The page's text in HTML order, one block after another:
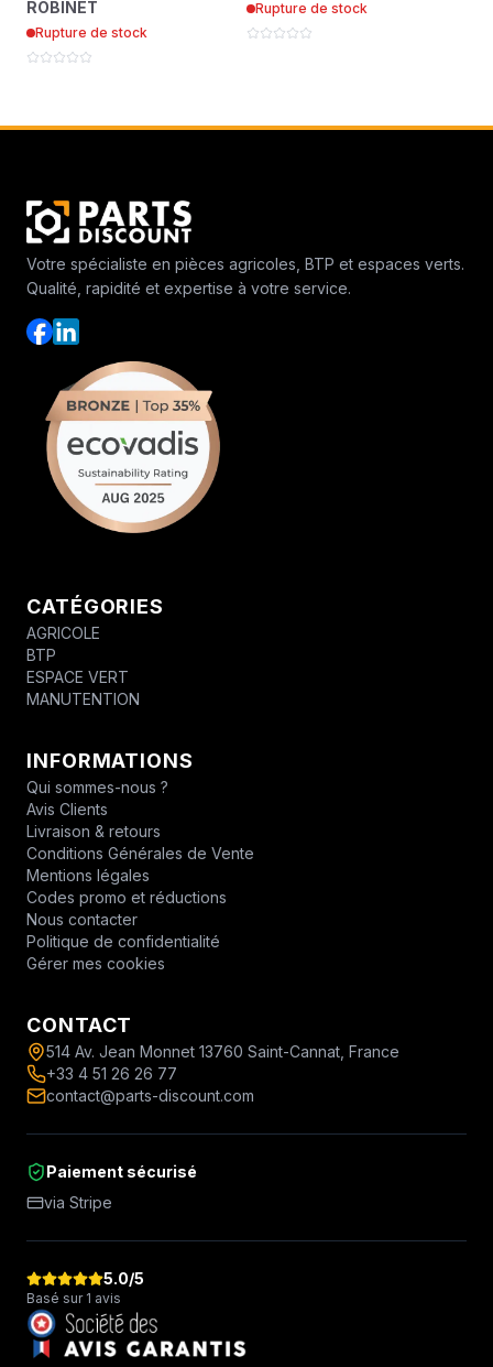
ROBINET
Rupture de stock
Rupture de stock
Votre spécialiste en pièces agricoles, BTP et espaces verts.
Qualité, rapidité et expertise à votre service.
CATÉGORIES
AGRICOLE
BTP
ESPACE VERT
MANUTENTION
INFORMATIONS
Qui sommes-nous ?
Avis Clients
Livraison & retours
Conditions Générales de Vente
Mentions légales
Codes promo et réductions
Nous contacter
Politique de confidentialité
Gérer mes cookies
CONTACT
514 Av. Jean Monnet 13760 Saint-Cannat, France
+33 4 51 26 26 77
contact@parts-discount.com
Paiement sécurisé
via Stripe
5.0/5
Basé sur 1 avis